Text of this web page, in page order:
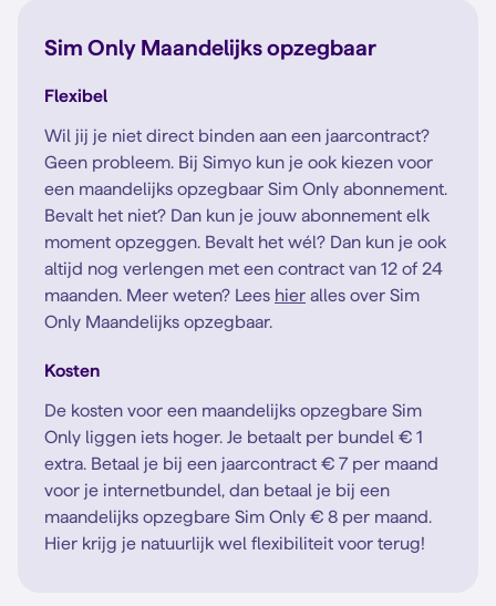
Sim Only Maandelijks opzegbaar
Flexibel
Wil jij je niet direct binden aan een jaarcontract?
Geen probleem. Bij Simyo kun je ook kiezen voor
een maandelijks opzegbaar Sim Only abonnement.
Bevalt het niet? Dan kun je jouw abonnement elk
moment opzeggen. Bevalt het wél? Dan kun je ook
altijd nog verlengen met een contract van 12 of 24
maanden. Meer weten? Lees hier alles over Sim
Only Maandelijks opzegbaar.
Kosten
De kosten voor een maandelijks opzegbare Sim
Only liggen iets hoger. Je betaalt per bundel € 1
extra. Betaal je bij een jaarcontract € 7 per maand
voor je internetbundel, dan betaal je bij een
maandelijks opzegbare Sim Only € 8 per maand.
Hier krijg je natuurlijk wel flexibiliteit voor terug!